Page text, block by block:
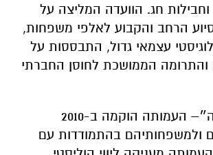
וחבילות חג. הוועדה המליצה על
הרחב והקבוע לאלפי משפחות,
עצמאי גדול, התבססות על
והתרומה הממושכת לחוסן החברתי
״יד תמר לחולה״– העמותה הוקמה ב-2010
ולמשפחותיהם בהתמודדות עם